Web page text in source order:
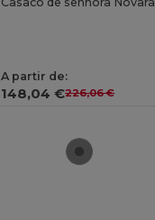
A partir de:
148,04 €226,06 €